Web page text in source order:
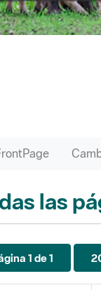
las
1 de 1